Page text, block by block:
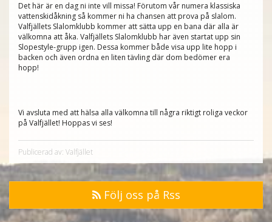
Det här är en dag ni inte vill missa! Förutom vår numera klassiska
vattenskidåkning så kommer ni ha chansen att prova på slalom.
Valfjällets Slalomklubb kommer att sätta upp en bana där alla är
välkomna att åka. Valfjällets Slalomklubb har även startat upp sin
Slopestyle-grupp igen. Dessa kommer både visa upp lite hopp i
backen och även ordna en liten tävling där dom bedömer era
hopp!
Vi avsluta med att hälsa alla välkomna till några riktigt roliga veckor
på Valfjället! Hoppas vi ses!
Publicerad av: Valfjället
Följ oss på Rss